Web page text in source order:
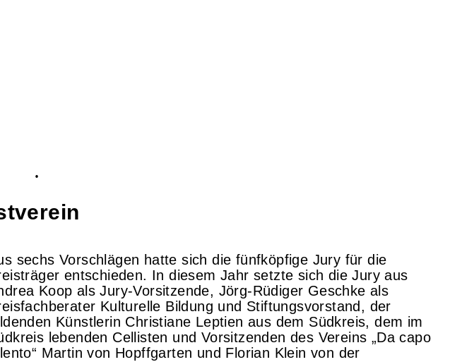
sechs Vorschlägen hatte sich die fünfköpfige Jury für die
entschieden. In diesem Jahr setzte sich die Jury aus
Koop als Jury-Vorsitzende, Jörg-Rüdiger Geschke als
Kulturelle Bildung und Stiftungsvorstand, der
Künstlerin Christiane Leptien aus dem Südkreis, dem im
lebenden Cellisten und Vorsitzenden des Vereins „Da capo
Martin von Hopffgarten und Florian Klein von der